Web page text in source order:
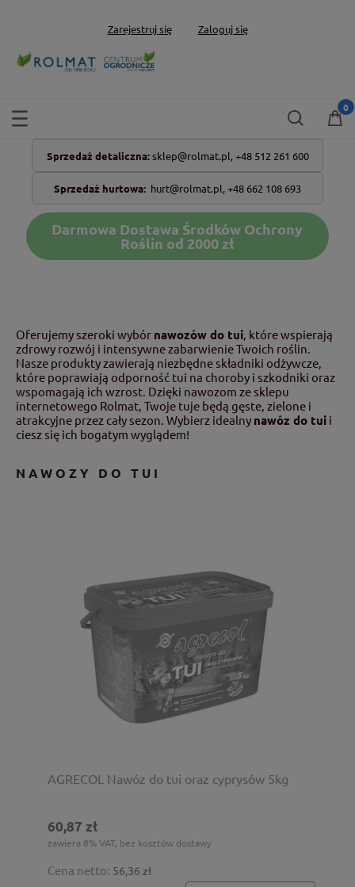
Zarejestruj się Zaloguj się
Sprzedaż detaliczna: sklep@rolmat.pl, +48 512 261 600
Sprzedaż hurtowa: hurt@rolmat.pl,+48 662 108 693
Darmowa Dostawa Środków Ochrony
Roślin od 2000 zł
Oferujemy szeroki wybór nawozów do tui , które wspierają
zdrowy rozwój i intensywne zabarwienie Twoich roślin.
Nasze produkty zawierają niezbędne składniki odżywcze,
które poprawiają odporność tui na choroby i szkodniki oraz
wspomagają ich wzrost. Dzięki nawozom ze sklepu
internetowego Rolmat, Twoje tuje będą gęste, zielone i
atrakcyjne przez cały sezon. Wybierz idealny nawóz do tui i
ciesz się ich bogatym wyglądem!
NAWOZY DO TUI
AGRECOL Nawóz do tui oraz cyprysów 5kg
60,87 zł
zawiera 8% VAT, bez kosztów dostawy
Cena netto: 56,36 zł